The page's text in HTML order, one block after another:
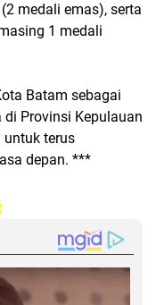
medali emas), serta
1 medali
Batam sebagai
Provinsi Kepulauan
untuk terus
depan. ***